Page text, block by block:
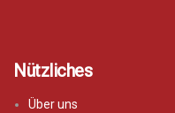
Nützliches
Über uns